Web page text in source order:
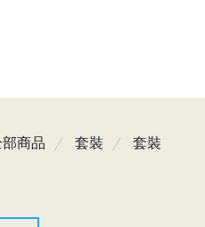
商品 套裝 套裝